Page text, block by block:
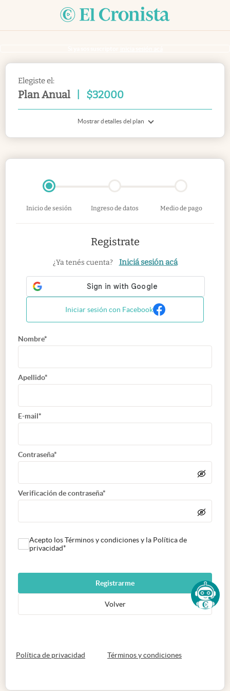
Elegiste el:
Plan Anual $32000
Mostrar detalles del plan
Inicio de sesión Ingreso de datos Medio de pago
Registrate
¿Ya tenés cuenta? Iniciá sesión acá
Iniciar sesión con Facebook
Nombre*
Apellido*
E-mail*
Contraseña*
Verificación de contraseña*
Acepto los Términos y condiciones y la Política de
privacidad*
Registrarme
Volver
Política de privacidad abre en nueva pestaña
Términos y condicionesabre en nueva